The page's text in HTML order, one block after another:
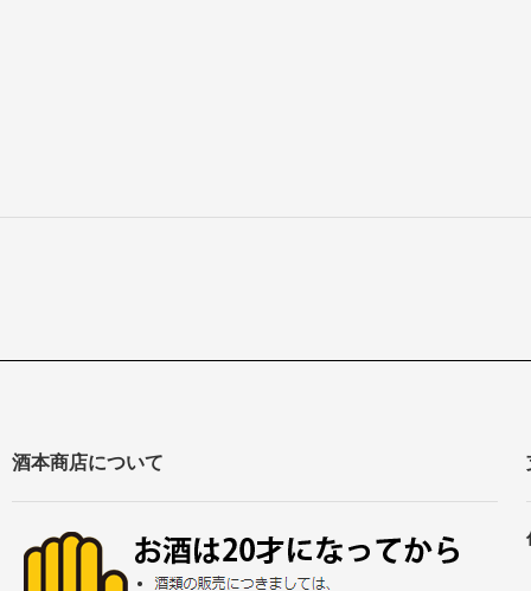
酒本商店について